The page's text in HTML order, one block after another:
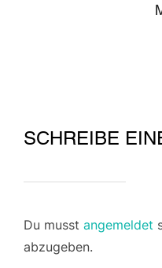
SCHREIBE
Du musst angemeldet
abzugeben.